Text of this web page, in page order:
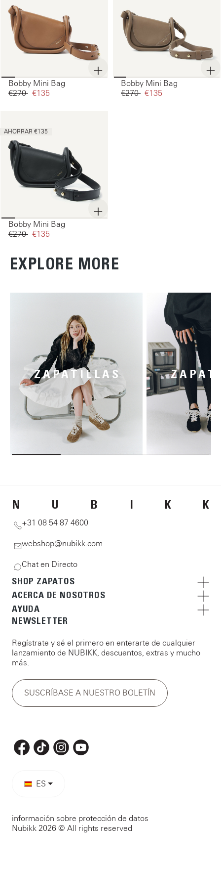
Bobby Mini Bag
€270‌ €135‌
Bobby Mini Bag
€270‌ €135‌
AHORRAR €135
Bobby Mini Bag
€270‌ €135‌
EXPLORE MORE
ZAPATILLAS
N U B I K K
+31 08 54 87 4600
webshop@nubikk.com
Chat en Directo
SHOP ZAPATOS
ACERCA DE NOSOTROS
AYUDA
NEWSLETTER
Regístrate y sé el primero en enterarte de cualquier
lanzamiento de NUBIKK, descuentos, extras y mucho
más.
SUSCRÍBASE A NUESTRO BOLETÍN
ES
información sobre protección de datos
Nubikk 2026 © All rights reserved